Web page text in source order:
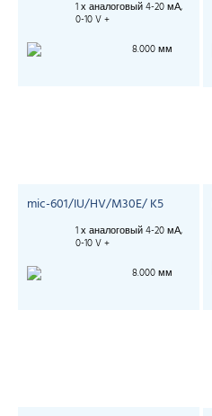
1 х аналоговый 4-20 мА,
0-10 V +
8.000 мм
mic-601/IU/HV/M30E/ K5
1 х аналоговый 4-20 мА,
0-10 V +
8.000 мм